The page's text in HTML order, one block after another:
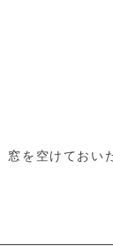
を空けておい